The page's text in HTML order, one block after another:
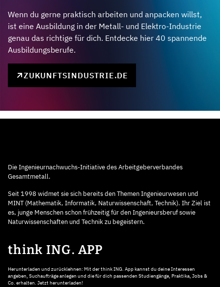
Wenn du gerne praktisch arbeiten und anpacken willst,
ist eine Ausbildung in der Metall- und Elektro-Industrie
genau das richtige für dich. Entdecke hier 40 spannende
Ausbildungsberufe.
ZUKUNFTSINDUSTRIE.DE
Die Ingenieurnachwuchs-Initiative des Arbeitgeberverbandes
Gesamtmetall.
Seit 1998 widmet sie sich bereits den Themen Ingenieurwesen und
MINT (Mathematik, Informatik, Naturwissenschaft, Technik). Ihr Ziel ist
es, junge Menschen schon frühzeitig für den Ingenieursberuf sowie
Naturwissenschaften und Technik zu begeistern.
think ING. APP
Herunterladen und zurücklehnen: Mit der think ING. App kannst du deine Interessen
angeben, Suchaufträge anlegen und die für dich passenden Studiengänge, Praktika, Jobs &
Co. erhalten. Jetzt herunterladen!